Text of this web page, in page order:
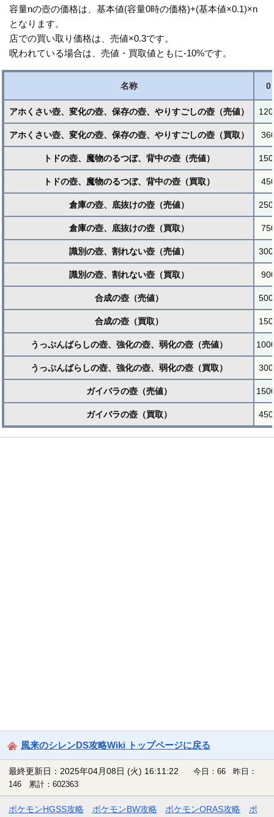
容量nの壺の価格は、基本値(容量0時の価格)+(基本値×0.1)×n
となります。
店での買い取り価格は、売値×0.3です。
呪われている場合は、売値・買取値ともに-10%です。
名称 0
アホくさい壺、変化の壺、保存の壺、やりすごしの壺（売値）
アホくさい壺、変化の壺、保存の壺、やりすごしの壺（買取）
トドの壺、魔物のるつぼ、背中の壺（売値）
トドの壺、魔物のるつぼ、背中の壺（買取）
倉庫の壺、底抜けの壺（売値）
倉庫の壺、底抜けの壺（買取）
識別の壺、割れない壺（売値）
識別の壺、割れない壺（買取）
合成の壺（売値）
合成の壺（買取）
うっぷんばらしの壺、強化の壺、弱化の壺（売値）
うっぷんばらしの壺、強化の壺、弱化の壺（買取）
ガイバラの壺（売値）
ガイバラの壺（買取）
風来のシレンDS攻略Wiki トップページに戻る
最終更新日：2025年04月08日 (火) 16:11:22
今日：66 昨日：
146 累計：602363
ポケモンHGSS攻略 ポケモンBW攻略 ポケモンORAS攻略 ポ